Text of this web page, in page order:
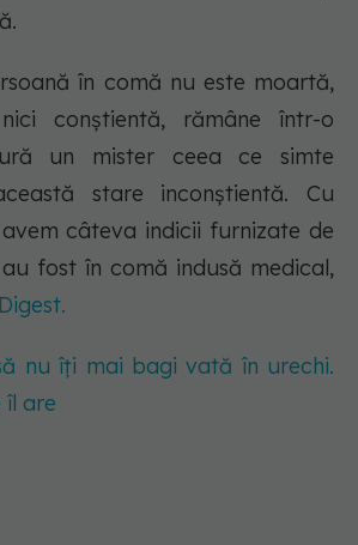
în comă nu este moartă,
conștientă, rămâne într-o
un mister ceea ce simte
stare inconștientă. Cu
câteva indicii furnizate de
fost în comă indusă medical,
Digest.
nu îți mai bagi vată în urechi.
are